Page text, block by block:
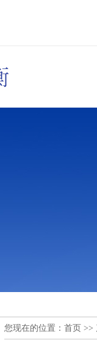
您现在的位置： 首页 >>